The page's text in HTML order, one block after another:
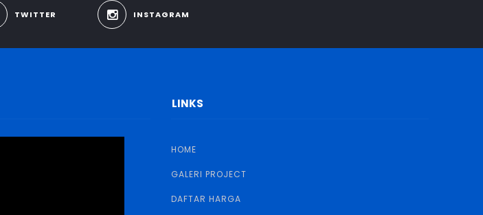
TWITTER INSTAGRAM
LINKS
HOME
GALERI PROJECT
DAFTAR HARGA